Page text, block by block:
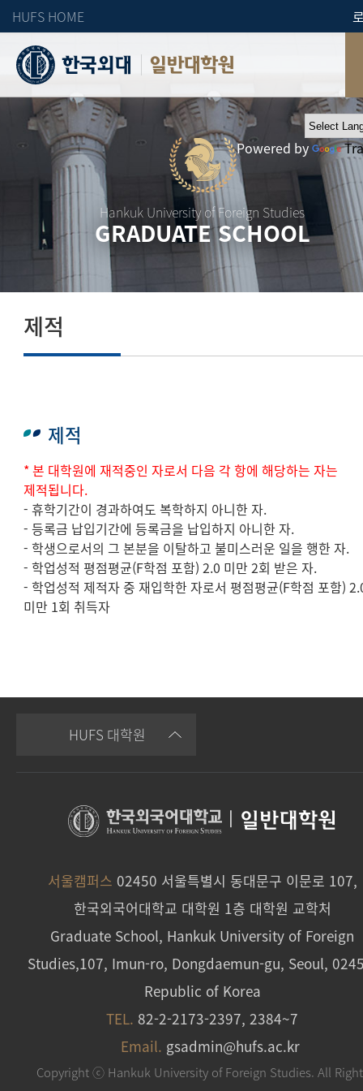
HUFS HOME
일반대학원
Hankuk University of Foreign Studies
GRADUATE SCHOOL
Powered by
제적
제적
* 본 대학원에 재적중인 자로서 다음 각 항에 해당하는 자는
제적됩니다.
- 휴학기간이 경과하여도 복학하지 아니한 자.
- 등록금 납입기간에 등록금을 납입하지 아니한 자.
- 학생으로서의 그 본분을 이탈하고 불미스러운 일을 행한 자.
- 학업성적 평점평균(F학점 포함) 2.0 미만 2회 받은 자.
- 학업성적 제적자 중 재입학한 자로서 평점평균(F학점 포함)
미만 1회 취득자
HUFS 대학원
일반대학원
서울캠퍼스 02450 서울특별시 동대문구 이문로 107,
한국외국어대학교 대학원 1층 대학원 교학처
Graduate School, Hankuk University of Foreign
Studies,107, Imun-ro, Dongdaemun-gu, Seoul,
Republic of Korea
TEL. 82-2-2173-2397, 2384~7
Email. gsadmin@hufs.ac.kr
Copyright ⓒ Hankuk University of Foreign Studies. All